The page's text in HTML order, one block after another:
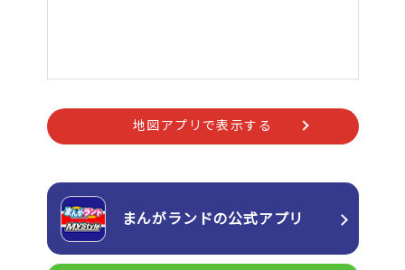
地図アプリで表示する
まんがランドの公式アプリ